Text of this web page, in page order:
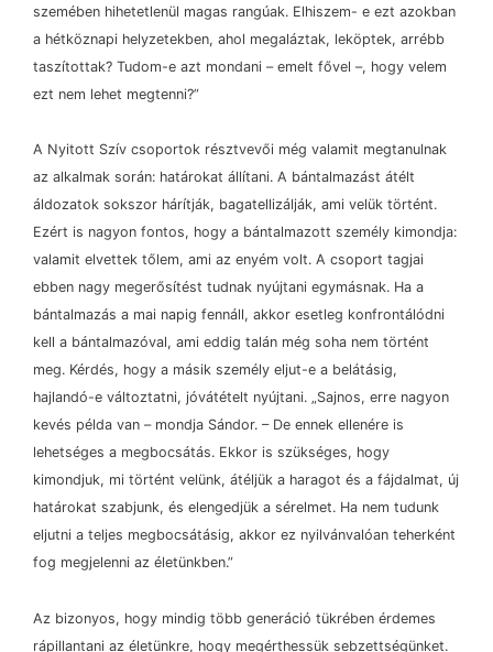
szemében hihetetlenül magas rangúak. Elhiszem- e ezt azokban
a hétköznapi helyzetekben, ahol megaláztak, leköptek, arrébb
taszítottak? Tudom-e azt mondani –emelt fővel –, hogy velem
ezt nem lehet megtenni?”
A Nyitott Szív csoportok résztvevői még valamit megtanulnak
az alkalmak során: határokat állítani. A bántalmazást átélt
áldozatok sokszor hárítják, bagatellizálják, ami velük történt.
Ezért is nagyon fontos, hogy a bántalmazott személy kimondja:
valamit elvettek tőlem, ami az enyém volt. A csoport tagjai
ebben nagy megerősítést tudnak nyújtani egymásnak. Ha a
bántalmazás a mai napig fennáll, akkor esetleg konfrontálódni
kell a bántalmazóval, ami eddig talán még soha nem történt
meg. Kérdés, hogy a másik személy eljut-e a belátásig,
hajlandó-e változtatni, jóvátételt nyújtani. „Sajnos, erre nagyon
kevés példa van –mondja Sándor. –De ennek ellenére is
lehetséges a megbocsátás. Ekkor is szükséges, hogy
kimondjuk, mi történt velünk, átéljük a haragot és a fájdalmat, új
határokat szabjunk, és elengedjük a sérelmet. Ha nem tudunk
eljutni a teljes megbocsátásig, akkor ez nyilvánvalóan teherként
fog megjelenni az életünkben.”
Az bizonyos, hogy mindig több generáció tükrében érdemes
rápillantani az életünkre, hogy megérthessük sebzettségünket.